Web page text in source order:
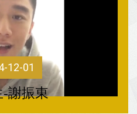
12-01
-黃婉婷